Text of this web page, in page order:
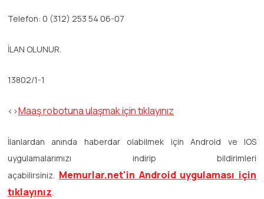
Telefon: 0 (312) 253 54 06-07
İLAN OLUNUR.
13802/1-1
<>Maaş robotuna ulaşmak için tıklayınız
İlanlardan anında haberdar olabilmek için Android ve IOS
uygulamalarımızı indirip bildirimleri
açabilirsiniz. Memurlar.net'in Android uygulaması için
tıklayınız.